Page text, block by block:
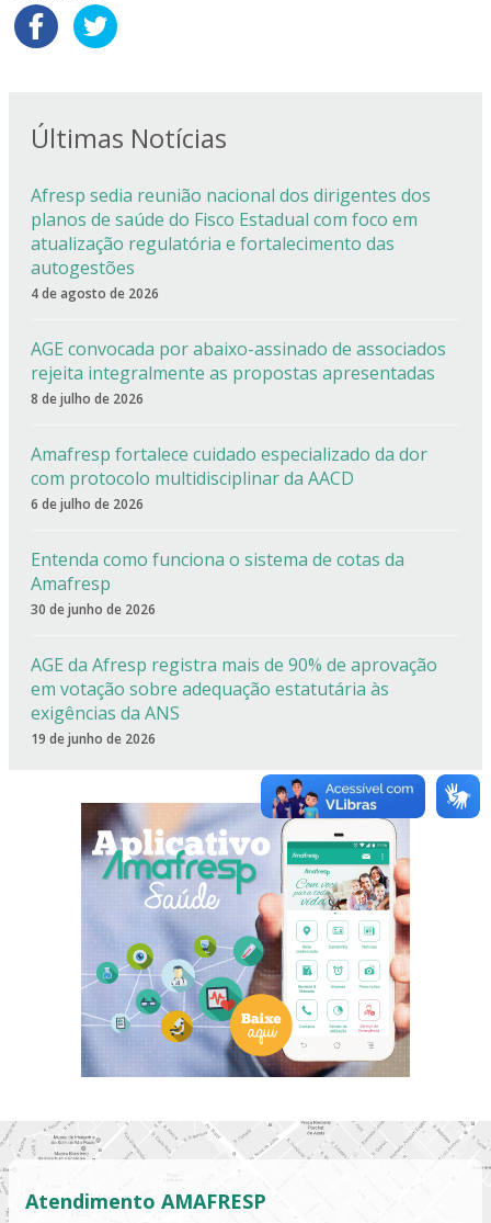
Últimas Notícias
Afresp sedia reunião nacional dos dirigentes dos
planos de saúde do Fisco Estadual com foco em
atualização regulatória e fortalecimento das
autogestões
4 de agosto de 2026
AGE convocada por abaixo-assinado de associados
rejeita integralmente as propostas apresentadas
8 de julho de 2026
Amafresp fortalece cuidado especializado da dor
com protocolo multidisciplinar da AACD
6 de julho de 2026
Entenda como funciona o sistema de cotas da
Amafresp
30 de junho de 2026
AGE da Afresp registra mais de 90% de aprovação
em votação sobre adequação estatutária às
exigências da ANS
19 de junho de 2026
Atendimento AMAFRESP